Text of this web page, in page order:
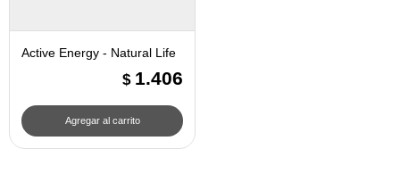
Active Energy - Natural Life
$ 1.406